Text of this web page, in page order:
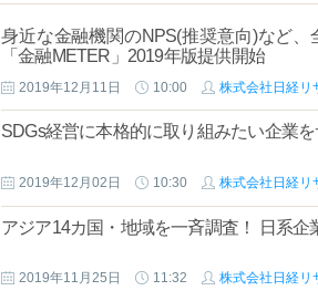
身近な金融機関のNPS(推奨意向)など
「金融METER」2019年版提供開始
2019年12月11日 10:00 株式会社日経リ
SDGs経営に本格的に取り組みたい企業
2019年12月02日 10:30 株式会社日経リ
アジア14カ国・地域を一斉調査！ 日系
2019年11月25日 11:32 株式会社日経リ